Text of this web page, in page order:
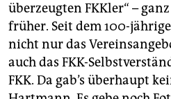
überzeugten FKKler“ –
früher. Seit dem 100-
nicht nur das
auch das FKK-
FKK. Da gab’s überhaupt